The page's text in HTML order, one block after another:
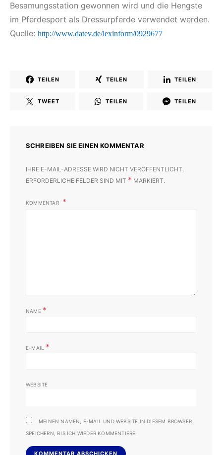
Besamungsstation gewonnen wird und die Hengste
im Pferdesport als Dressurpferde verwendet werden.
Quelle: http://www.datev.de/lexinform/0929677
TEILEN TEILEN TEILEN
TWEET TEILEN TEILEN
SCHREIBEN SIE EINEN KOMMENTAR
IHRE E-MAIL-ADRESSE WIRD NICHT VERÖFFENTLICHT.
ERFORDERLICHE FELDER SIND MIT * MARKIERT.
KOMMENTAR
NAME *
E-MAIL *
WEBSITE
MEINEN NAMEN, E-MAIL UND WEBSITE IN DIESEM BROWSER
SPEICHERN, BIS ICH WIEDER KOMMENTIERE.